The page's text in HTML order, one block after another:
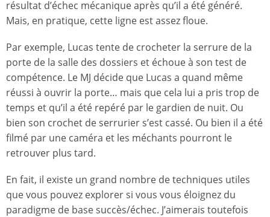
résultat d’échec mécanique après qu’il a été généré.
Mais, en pratique, cette ligne est assez floue.
Par exemple, Lucas tente de crocheter la serrure de la
porte de la salle des dossiers et échoue à son test de
compétence. Le MJ décide que Lucas a quand même
réussi à ouvrir la porte… mais que cela lui a pris trop de
temps et qu’il a été repéré par le gardien de nuit. Ou
bien son crochet de serrurier s’est cassé. Ou bien il a été
filmé par une caméra et les méchants pourront le
retrouver plus tard.
En fait, il existe un grand nombre de techniques utiles
que vous pouvez explorer si vous vous éloignez du
paradigme de base succès/échec. J’aimerais toutefois